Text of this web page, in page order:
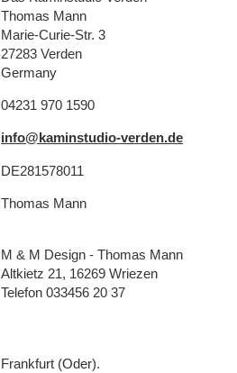
Thomas Mann
Marie-Curie-Str. 3
27283 Verden
Germany
04231 970 1590
info@kaminstudio-verden.de
DE281578011
Thomas Mann
M & M Design - Thomas Mann
Altkietz 21, 16269 Wriezen
Telefon 033456 20 37
Frankfurt (Oder).